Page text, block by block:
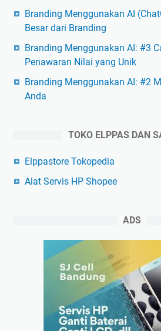
Branding Menggunakan AI
Besar dari Branding
Branding Menggunakan AI: #3
Penawaran Nilai yang Unik
Branding Menggunakan AI: #2
Anda
TOKO ELPPAS DAN
Elppastore Tokopedia
Alat Servis HP Shopee
ADS